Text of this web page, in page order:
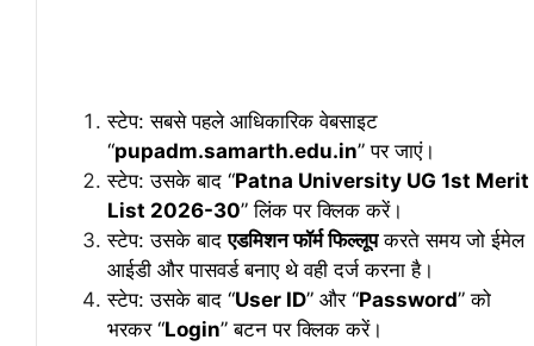
स्टेप: सबसे पहले आधिकारिक वेबसाइट
“pupadm.samarth.edu.in” पर जाएं।
स्टेप: उसके बाद “Patna University UG 1st Merit
List 2026-30” लिंक पर क्लिक करें।
स्टेप: उसके बादएडमिशन फॉर्म फिल्लूपकरते समय जो ईमेल
आईडी और पासवर्ड बनाए थे वही दर्ज करना है।
स्टेप: उसके बाद “User ID” और “Password” को
भरकर “Login” बटन पर क्लिक करें।